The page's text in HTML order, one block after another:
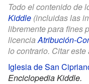
Todo el contenido de
Kiddle (incluidas las
libremente para fines
licenciaAtribución-
lo contrario. Citar este
Iglesia de San
Enciclopedia Kiddle.